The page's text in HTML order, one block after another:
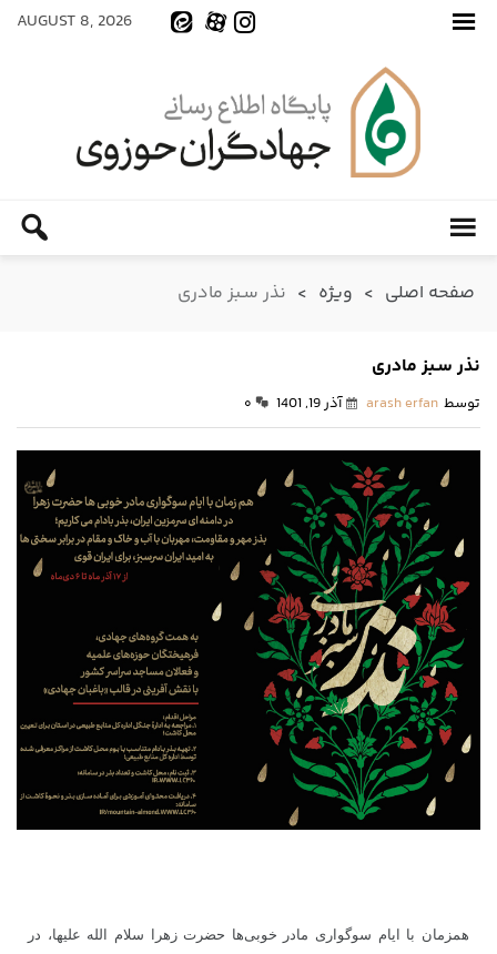
AUGUST 8, 2026
صفحه اصلی > ویژه > نذر سـبز مادری
نذر سـبز مادری
توسط arash erfan آذر 19, 1401 ۰
همزمان با ایام سوگواری مادر خوبی‌ها حضرت زهرا سلام الله علیها، در